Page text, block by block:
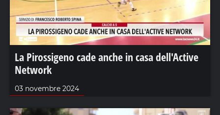
La Pirossigeno cade anche in casa dell'Active
Network
03 novembre 2024